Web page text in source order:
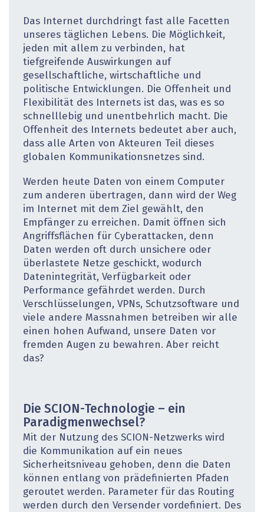
Das Internet durchdringt fast alle Facetten
unseres täglichen Lebens. Die Möglichkeit,
jeden mit allem zu verbinden, hat
tiefgreifende Auswirkungen auf
gesellschaftliche, wirtschaftliche und
politische Entwicklungen. Die Offenheit und
Flexibilität des Internets ist das, was es so
schnelllebig und unentbehrlich macht. Die
Offenheit des Internets bedeutet aber auch,
dass alle Arten von Akteuren Teil dieses
globalen Kommunikationsnetzes sind.
Werden heute Daten von einem Computer
zum anderen übertragen, dann wird der Weg
im Internet mit dem Ziel gewählt, den
Empfänger zu erreichen. Damit öffnen sich
Angriffsflächen für Cyberattacken, denn
Daten werden oft durch unsichere oder
überlastete Netze geschickt, wodurch
Datenintegrität, Verfügbarkeit oder
Performance gefährdet werden. Durch
Verschlüsselungen, VPNs, Schutzsoftware und
viele andere Massnahmen betreiben wir alle
einen hohen Aufwand, unsere Daten vor
fremden Augen zu bewahren. Aber reicht
das?
Die SCION-Technologie – ein
Paradigmenwechsel?
Mit der Nutzung des SCION-Netzwerks wird
die Kommunikation auf ein neues
Sicherheitsniveau gehoben, denn die Daten
können entlang von prädefinierten Pfaden
geroutet werden. Parameter für das Routing
werden durch den Versender vordefiniert. Des